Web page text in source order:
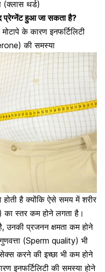
थर्ड)
प्रेग्नेंट हुआ जा सकता है?
के कारण इनफर्टिलिटी
की समस्या
होती है क्योंकि ऐसे समय में शरीर
स्तर कम होने लगता है।
उनकी प्रजनन क्षमता कम होने
(Sperm quality) भी
करने की इच्छा भी कम होने
इनफर्टिलिटी की समस्या होने